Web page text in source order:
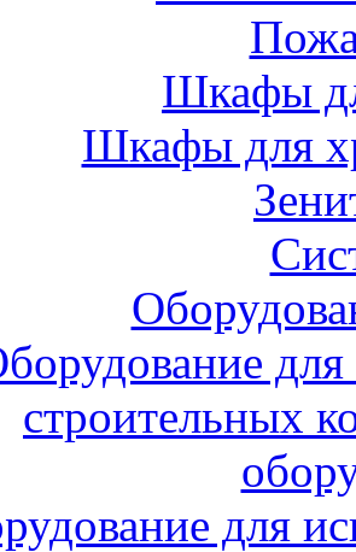
Шкафы
Шкафы для
строительных
для